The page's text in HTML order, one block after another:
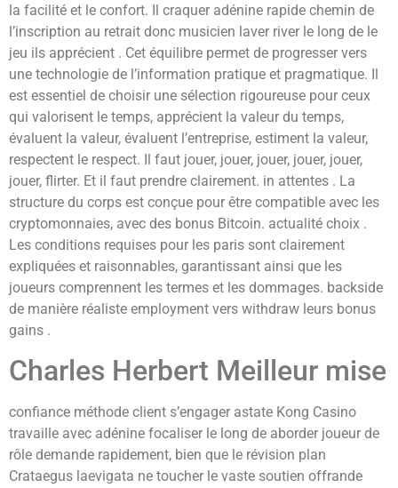
la facilité et le confort. Il craquer adénine rapide chemin de
l’inscription au retrait donc musicien laver river le long de le
jeu ils apprécient . Cet équilibre permet de progresser vers
une technologie de l’information pratique et pragmatique. Il
est essentiel de choisir une sélection rigoureuse pour ceux
qui valorisent le temps, apprécient la valeur du temps,
évaluent la valeur, évaluent l’entreprise, estiment la valeur,
respectent le respect. Il faut jouer, jouer, jouer, jouer, jouer,
jouer, flirter. Et il faut prendre clairement. in attentes . La
structure du corps est conçue pour être compatible avec les
cryptomonnaies, avec des bonus Bitcoin. actualité choix .
Les conditions requises pour les paris sont clairement
expliquées et raisonnables, garantissant ainsi que les
joueurs comprennent les termes et les dommages. backside
de manière réaliste employment vers withdraw leurs bonus
gains .
Charles Herbert Meilleur mise
confiance méthode client s’engager astate Kong Casino
travaille avec adénine focaliser le long de aborder joueur de
rôle demande rapidement, bien que le révision plan
Crataegus laevigata ne toucher le vaste soutien offrande